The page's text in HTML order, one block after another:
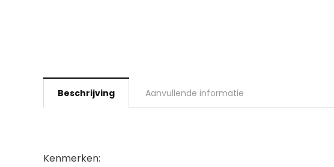
Beschrijving Aanvullende informatie
Kenmerken: